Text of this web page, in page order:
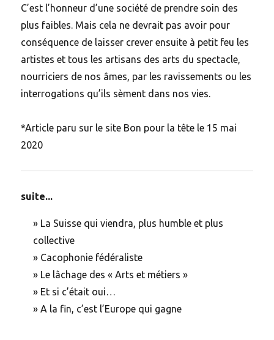
C’est l’honneur d’une société de prendre soin des
plus faibles. Mais cela ne devrait pas avoir pour
conséquence de laisser crever ensuite à petit feu les
artistes et tous les artisans des arts du spectacle,
nourriciers de nos âmes, par les ravissements ou les
interrogations qu’ils sèment dans nos vies.
*Article paru sur le site Bon pour la tête le 15 mai
2020
suite...
» La Suisse qui viendra, plus humble et plus
collective
» Cacophonie fédéraliste
» Le lâchage des « Arts et métiers »
» Et si c’était oui…
»A la fin, c’est l’Europe qui gagne